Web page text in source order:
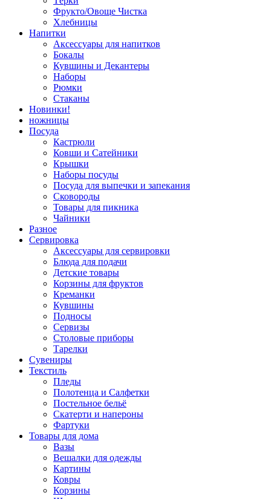
Фрукто/Овоще Чистка
Хлебницы
Напитки
Аксессуары для напитков
Бокалы
Кувшины и Декантеры
Наборы
Рюмки
Стаканы
Новинки!
ножницы
Посуда
Кастрюли
Ковши и Сатейники
Крышки
Наборы посуды
Посуда для выпечки и запекания
Сковороды
Товары для пикника
Чайники
Разное
Сервировка
Аксессуары для сервировки
Блюда для подачи
Детские товары
Корзины для фруктов
Креманки
Кувшины
Подносы
Сервизы
Столовые приборы
Тарелки
Сувениры
Текстиль
Пледы
Полотенца и Салфетки
Постельное бельё
Скатерти и напероны
Фартуки
Товары для дома
Вазы
Вешалки для одежды
Картины
Ковры
Корзины